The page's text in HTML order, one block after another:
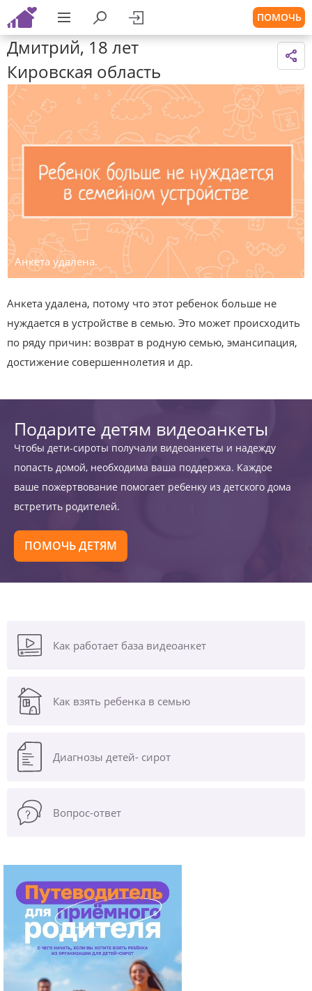
ПОМОЧЬ
Дмитрий, 18 лет
Кировская область
Анкета удалена.
Анкета удалена, потому что этот ребенок больше не
нуждается в устройстве в семью. Это может происходить
по ряду причин: возврат в родную семью, эмансипация,
достижение совершеннолетия и др.
Подарите детям видеоанкеты
Чтобы дети-сироты получали видеоанкеты и надежду
попасть домой, необходима ваша поддержка. Каждое
ваше пожертвование помогает ребенку из детского дома
встретить родителей.
ПОМОЧЬ ДЕТЯМ
Как работает база видеоанкет
Как взять ребенка в семью
Диагнозы детей- сирот
Вопрос-ответ